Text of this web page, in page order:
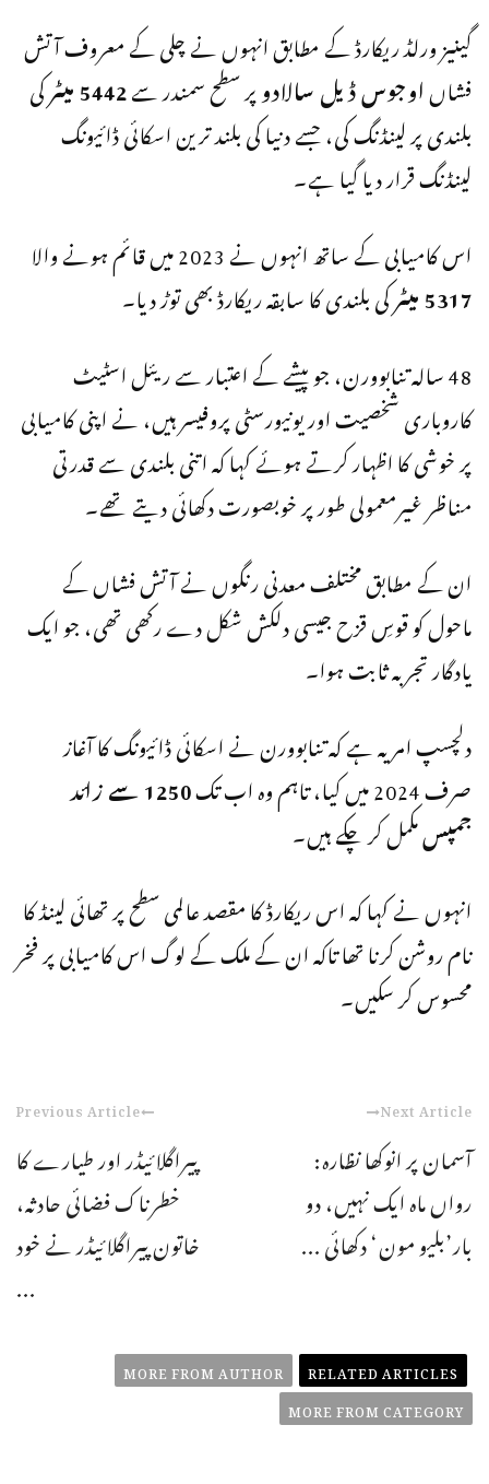
گینیز ورلڈ ریکارڈ کے مطابق انہوں نے چلی کے معروف آتش
فشاںاوجوس ڈیل سالادوپر سطح سمندر سے5442 میٹر
کی
بلندی پر لینڈنگ کی، جسے دنیا کی بلند ترین اسکائی ڈائیونگ
لینڈنگ قرار دیا گیا ہے۔
اس کامیابی کے ساتھ انہوں نے 2023 میں قائم ہونے والا
5317 میٹر
کی بلندی کا سابقہ ریکارڈ بھی توڑ دیا۔
48 سالہ تنابوورن، جو پیشے کے اعتبار سے ریئل اسٹیٹ
کاروباری شخصیت اور یونیورسٹی پروفیسر ہیں، نے اپنی کامیابی
پر خوشی کا اظہار کرتے ہوئے کہا کہ اتنی بلندی سے قدرتی
مناظر غیرمعمولی طور پر خوبصورت دکھائی دیتے تھے۔
ان کے مطابق مختلف معدنی رنگوں نے آتش فشاں کے
ماحول کو قوسِ قزح جیسی دلکش شکل دے رکھی تھی، جو ایک
یادگار تجربہ ثابت ہوا۔
دلچسپ امر یہ ہے کہ تنابوورن نے اسکائی ڈائیونگ کا آغاز
صرف 2024 میں کیا، تاہم وہ اب تک
1250 سے زائد
جمپسمکمل کر چکے ہیں۔
انہوں نے کہا کہ اس ریکارڈ کا مقصد عالمی سطح پر تھائی لینڈ کا
نام روشن کرنا تھا تاکہ ان کے ملک کے لوگ اس کامیابی پر فخر
محسوس کر سکیں۔
Previous Article
پیراگلائیڈر اور طیارے کا
خطرناک فضائی حادثہ،
خاتون پیراگلائیڈر نے خود
...
Next Article
آسمان پر انوکھا نظارہ:
رواں ماہ ایک نہیں، دو
بار’بلیو مون‘ دکھائی ...
RELATED ARTICLES
MORE FROM AUTHOR
MORE FROM CATEGORY